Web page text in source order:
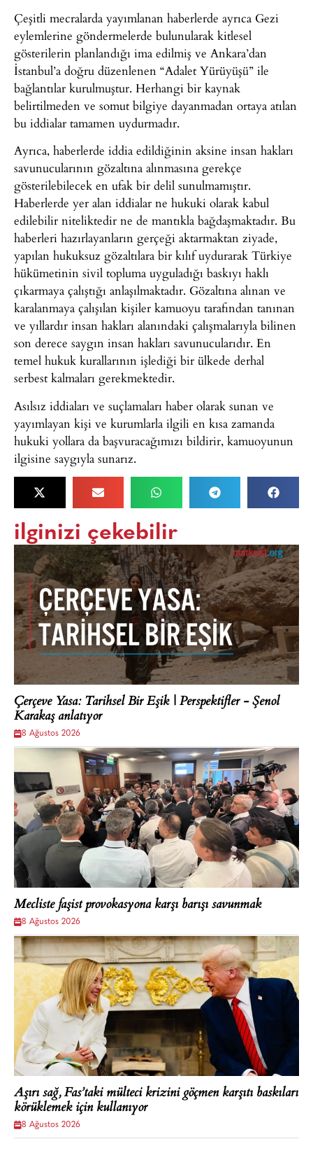
Çeşitli mecralarda yayımlanan haberlerde ayrıca Gezi
eylemlerine göndermelerde bulunularak kitlesel
gösterilerin planlandığı ima edilmiş ve Ankara’dan
İstanbul’a doğru düzenlenen “Adalet Yürüyüşü” ile
bağlantılar kurulmuştur. Herhangi bir kaynak
belirtilmeden ve somut bilgiye dayanmadan ortaya atılan
bu iddialar tamamen uydurmadır.
Ayrıca, haberlerde iddia edildiğinin aksine insan hakları
savunucularının gözaltına alınmasına gerekçe
gösterilebilecek en ufak bir delil sunulmamıştır.
Haberlerde yer alan iddialar ne hukuki olarak kabul
edilebilir niteliktedir ne de mantıkla bağdaşmaktadır. Bu
haberleri hazırlayanların gerçeği aktarmaktan ziyade,
yapılan hukuksuz gözaltılara bir kılıf uydurarak Türkiye
hükümetinin sivil topluma uyguladığı baskıyı haklı
çıkarmaya çalıştığı anlaşılmaktadır. Gözaltına alınan ve
karalanmaya çalışılan kişiler kamuoyu tarafından tanınan
ve yıllardır insan hakları alanındaki çalışmalarıyla bilinen
son derece saygın insan hakları savunucularıdır. En
temel hukuk kurallarının işlediği bir ülkede derhal
serbest kalmaları gerekmektedir.
Asılsız iddiaları ve suçlamaları haber olarak sunan ve
yayımlayan kişi ve kurumlarla ilgili en kısa zamanda
hukuki yollara da başvuracağımızı bildirir, kamuoyunun
ilgisine saygıyla sunarız.
ilginizi çekebilir
Çerçeve Yasa: Tarihsel Bir Eşik | Perspektifler - Şenol
Karakaş anlatıyor
8 Ağustos 2026
Mecliste faşist provokasyona karşı barışı savunmak
8 Ağustos 2026
Aşırı sağ, Fas’taki mülteci krizini göçmen karşıtı baskıları
körüklemek için kullanıyor
8 Ağustos 2026